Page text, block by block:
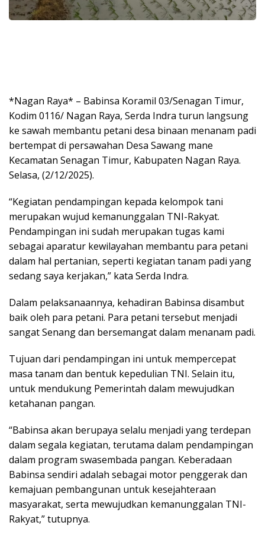
*Nagan Raya* – Babinsa Koramil 03/Senagan Timur,
Kodim 0116/ Nagan Raya, Serda Indra turun langsung
ke sawah membantu petani desa binaan menanam padi
bertempat di persawahan Desa Sawang mane
Kecamatan Senagan Timur, Kabupaten Nagan Raya.
Selasa, (2/12/2025).
“Kegiatan pendampingan kepada kelompok tani
merupakan wujud kemanunggalan TNI-Rakyat.
Pendampingan ini sudah merupakan tugas kami
sebagai aparatur kewilayahan membantu para petani
dalam hal pertanian, seperti kegiatan tanam padi yang
sedang saya kerjakan,” kata Serda Indra.
Dalam pelaksanaannya, kehadiran Babinsa disambut
baik oleh para petani. Para petani tersebut menjadi
sangat Senang dan bersemangat dalam menanam padi.
Tujuan dari pendampingan ini untuk mempercepat
masa tanam dan bentuk kepedulian TNI. Selain itu,
untuk mendukung Pemerintah dalam mewujudkan
ketahanan pangan.
“Babinsa akan berupaya selalu menjadi yang terdepan
dalam segala kegiatan, terutama dalam pendampingan
dalam program swasembada pangan. Keberadaan
Babinsa sendiri adalah sebagai motor penggerak dan
kemajuan pembangunan untuk kesejahteraan
masyarakat, serta mewujudkan kemanunggalan TNI-
Rakyat,” tutupnya.